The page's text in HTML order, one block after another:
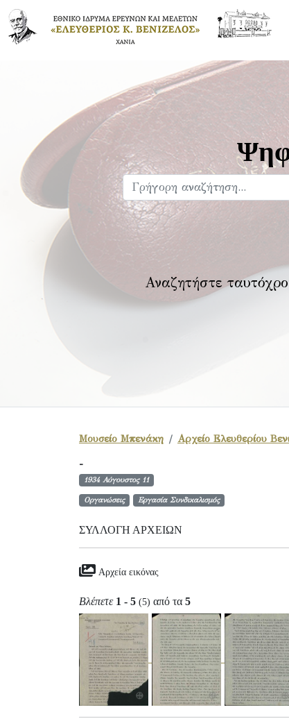
Αναζητήστε
Μουσείο Μπενάκη Αρχείο Ελευθερίου
-
1934 Αύγουστος 11
Οργανώσεις Εργασία Συνδικαλισμός
ΣΥΛΛΟΓΉ ΑΡΧΕΊΩΝ
Αρχεία εικόνας
Βλέπετε 1 - 5 (5) από τα 5